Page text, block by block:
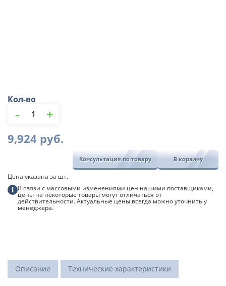
Кол-во
товара
Gidrolica
Light:
400,
cтальная
оцинкованная
решетка
ячеистая
- +
9,924 руб.
Консультация по товару В корзину
Цена указана за шт.
i В связи с массовыми изменениями цен нашими поставщиками,
цены на некоторые товары могут отличаться от
действительности. Актуальные цены всегда можно уточнить у
менеджера.
Описание Технические характеристики